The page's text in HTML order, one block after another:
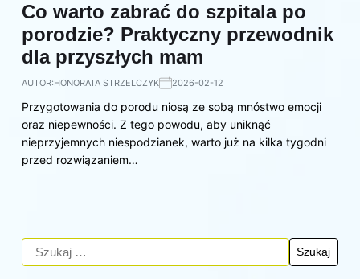
Co warto zabrać do szpitala po
porodzie? Praktyczny przewodnik
dla przyszłych mam
AUTOR:HONORATA STRZELCZYK 2026-02-12
Przygotowania do porodu niosą ze sobą mnóstwo emocji
oraz niepewności. Z tego powodu, aby uniknąć
nieprzyjemnych niespodzianek, warto już na kilka tygodni
przed rozwiązaniem…